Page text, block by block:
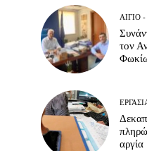
ΑΊΓΙΟ
τον
αργία